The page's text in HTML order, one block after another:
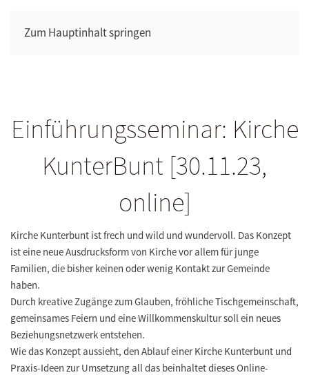
Zum Hauptinhalt springen
Einführungsseminar: Kirche
KunterBunt [30.11.23,
online]
Kirche Kunterbunt ist frech und wild und wundervoll. Das Konzept
ist eine neue Ausdrucksform von Kirche vor allem für junge
Familien, die bisher keinen oder wenig Kontakt zur Gemeinde
haben.
Durch kreative Zugänge zum Glauben, fröhliche Tischgemeinschaft,
gemeinsames Feiern und eine Willkommenskultur soll ein neues
Beziehungsnetzwerk entstehen.
Wie das Konzept aussieht, den Ablauf einer Kirche Kunterbunt und
Praxis-Ideen zur Umsetzung all das beinhaltet dieses Online-